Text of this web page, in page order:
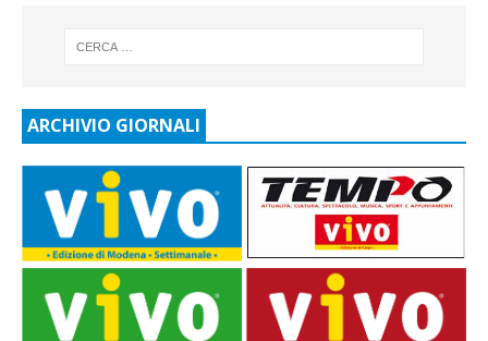
ARCHIVIO GIORNALI